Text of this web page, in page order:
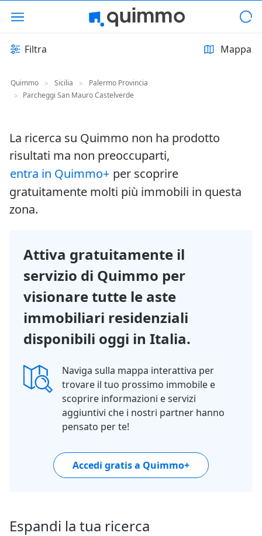
Filtra Mappa
Quimmo > Sicilia >
Palermo Provincia
> Parcheggi San Mauro Castelverde
La ricerca su Quimmo non ha prodotto
risultati ma non preoccuparti,
entra in Quimmo+ per scoprire
gratuitamente molti più immobili in questa
zona.
Attiva gratuitamente il
servizio di Quimmo per
visionare tutte le aste
immobiliari residenziali
disponibili oggi in Italia.
Naviga sulla mappa interattiva per
trovare il tuo prossimo immobile e
scoprire informazioni e servizi
aggiuntivi che i nostri partner hanno
pensato per te!
Accedi gratis a Quimmo+
Espandi la tua ricerca